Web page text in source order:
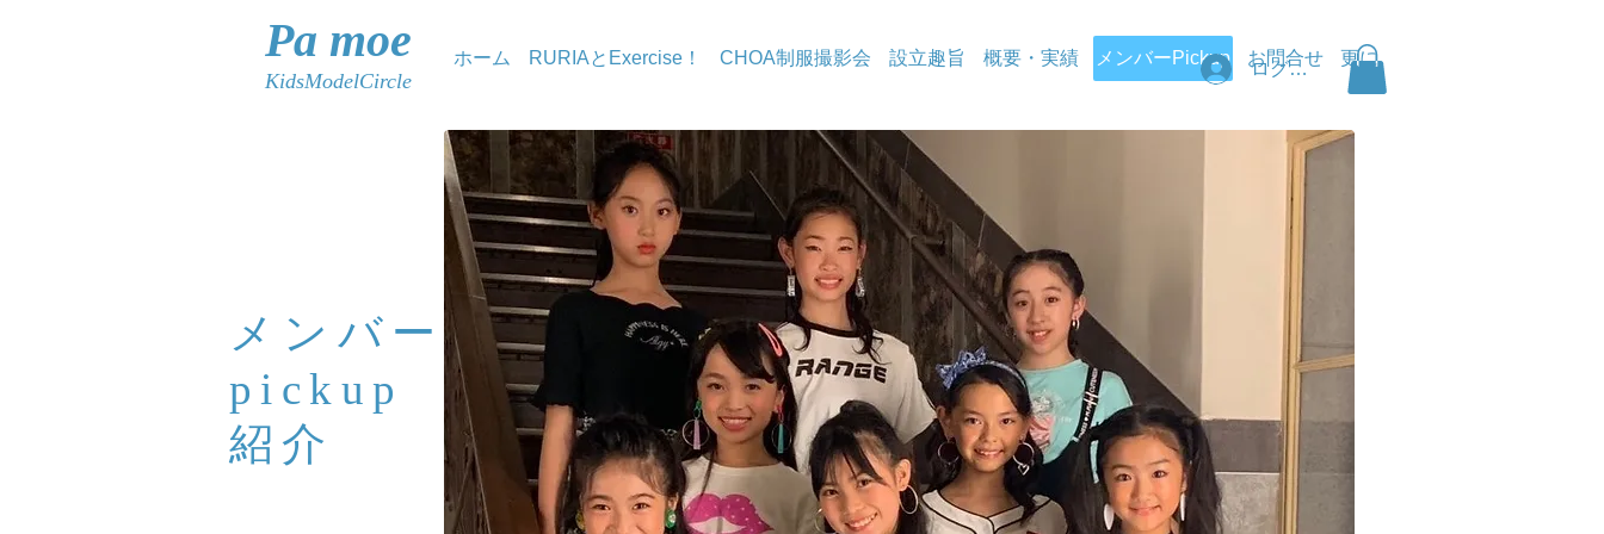
Pa moe
KidsModelCircle
ホーム RURIAとExercise！ CHOA制服撮影会 設立趣旨 概要・実績 メンバーPickup お問合せ 更に
ログイン
メンバー
pickup
紹介